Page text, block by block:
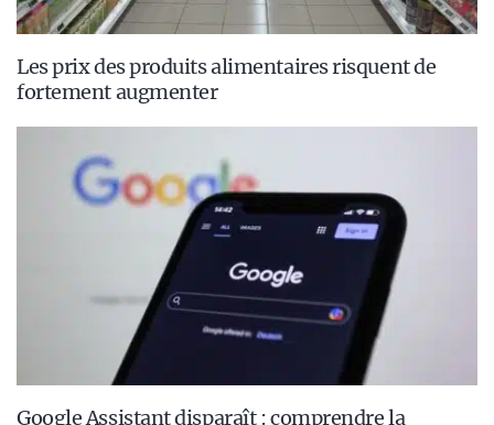
Les prix des produits alimentaires risquent de
fortement augmenter
Google Assistant disparaît : comprendre la